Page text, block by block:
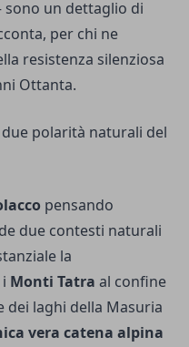
un dettaglio di
per chi ne
resistenza silenziosa
Ottanta.
polarità naturali del
pensando
due contesti naturali
la
Monti Tatra al confine
dei laghi della Masuria
vera catena alpina